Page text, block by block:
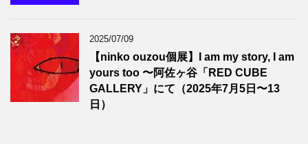
2025/07/09
【ninko ouzou個展】I am my story, I am
yours too 〜阿佐ヶ谷「RED CUBE
GALLERY」にて（2025年7月5日〜13
日）